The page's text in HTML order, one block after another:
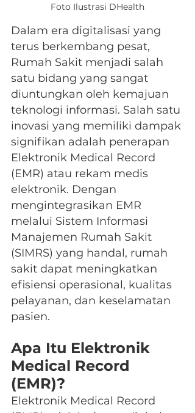
Foto Ilustrasi DHealth
Dalam era digitalisasi yang
terus berkembang pesat,
Rumah Sakit menjadi salah
satu bidang yang sangat
diuntungkan oleh kemajuan
teknologi informasi. Salah satu
inovasi yang memiliki dampak
signifikan adalah penerapan
Elektronik Medical Record
(EMR) atau rekam medis
elektronik. Dengan
mengintegrasikan EMR
melalui Sistem Informasi
Manajemen Rumah Sakit
(SIMRS) yang handal, rumah
sakit dapat meningkatkan
efisiensi operasional, kualitas
pelayanan, dan keselamatan
pasien.
Apa Itu Elektronik
Medical Record
(EMR)?
Elektronik Medical Record